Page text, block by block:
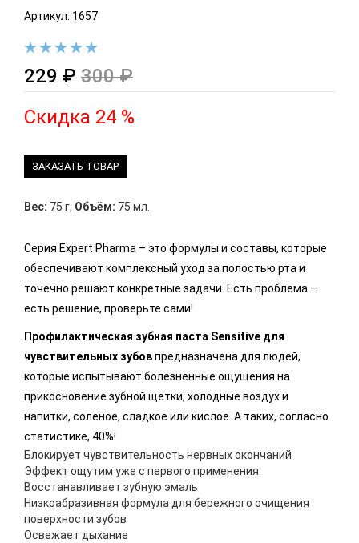
Артикул: 1657
229 ₽ 300 ₽
Скидка 24 %
ЗАКАЗАТЬ ТОВАР
Вес: 75 г, Объём: 75 мл.
Серия Expert Pharma – это формулы и составы, которые
обеспечивают комплексный уход за полостью рта и
точечно решают конкретные задачи. Есть проблема –
есть решение, проверьте сами!
Профилактическая зубная паста Sensitive для
чувствительных зубовпредназначена для людей,
которые испытывают болезненные ощущения на
прикосновение зубной щетки, холодные воздух и
напитки, соленое, сладкое или кислое. А таких, согласно
статистике, 40%!
Блокирует чувствительность нервных окончаний
Эффект ощутим уже с первого применения
Восстанавливает зубную эмаль
Низкоабразивная формула для бережного очищения
поверхности зубов
Освежает дыхание